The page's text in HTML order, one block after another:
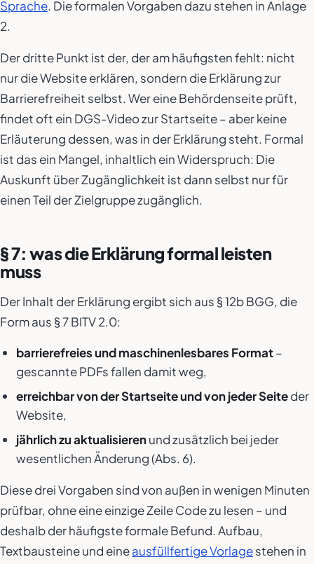
Sprache. Die formalen Vorgaben dazu stehen in Anlage
2.
Der dritte Punkt ist der, der am häufigsten fehlt: nicht
nur die Website erklären, sondern die Erklärung zur
Barrierefreiheit selbst. Wer eine Behördenseite prüft,
findet oft ein DGS-Video zur Startseite – aber keine
Erläuterung dessen, was in der Erklärung steht. Formal
ist das ein Mangel, inhaltlich ein Widerspruch: Die
Auskunft über Zugänglichkeit ist dann selbst nur für
einen Teil der Zielgruppe zugänglich.
§ 7: was die Erklärung formal leisten
muss
Der Inhalt der Erklärung ergibt sich aus § 12b BGG, die
Form aus § 7 BITV 2.0:
barrierefreies und maschinenlesbares Format–
gescannte PDFs fallen damit weg,
erreichbar von der Startseite und von jeder Seiteder
Website,
jährlich zu aktualisierenund zusätzlich bei jeder
wesentlichen Änderung (Abs. 6).
Diese drei Vorgaben sind von außen in wenigen Minuten
prüfbar, ohne eine einzige Zeile Code zu lesen – und
deshalb der häufigste formale Befund. Aufbau,
Textbausteine und eineausfüllfertige Vorlagestehen in